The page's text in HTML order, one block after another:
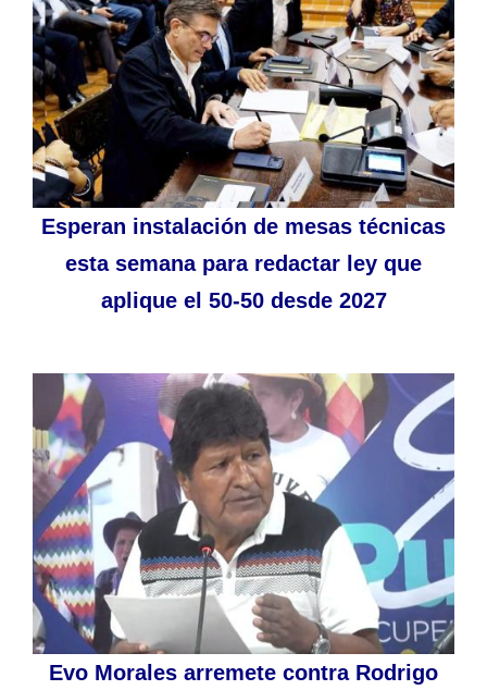
Esperan instalación de mesas técnicas
esta semana para redactar ley que
aplique el 50-50 desde 2027
Evo Morales arremete contra Rodrigo